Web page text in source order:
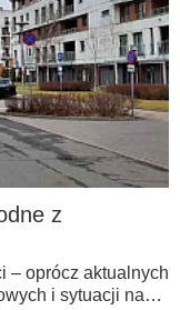
z
– oprócz aktualnych
i sytuacji na…